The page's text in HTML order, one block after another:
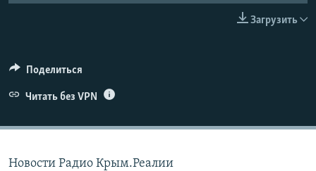
ELIFBE
УКРАИНСКАЯ ПРОБЛЕМА КРЫМА
Загрузить
Поделиться
Читать без VPN
Новости Радио Крым.Реалии